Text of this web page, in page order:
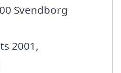
Svendborg
2001,